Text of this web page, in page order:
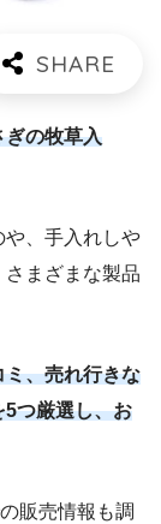
ぎの牧草入
や、手入れしや
まざまな製品
、売れ行きな
5つ厳選し、お
販売情報も調